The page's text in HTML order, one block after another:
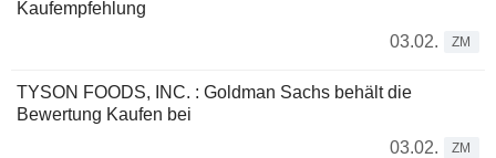
Kaufempfehlung
03.02.
ZM
TYSON FOODS, INC. : Goldman Sachs behält die
Bewertung Kaufen bei
03.02.
ZM